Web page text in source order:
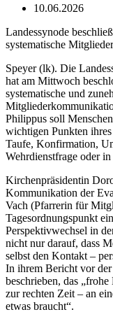
10.06.2026
Landessynode
systematische
Speyer (lk). Die
hat am Mittwoch
systematische und
Philippus soll
wichtigen Punkten
Taufe, Konfirmation,
Wehrdienstfrage oder
Kirchenpräsidentin
Kommunikation der
Vach (Pfarrerin für
Tagesordnungspunkt
Perspektivwechsel in
nicht nur darauf, dass
selbst den Kontakt –
In ihrem Bericht vor
beschrieben, das
zur rechten Zeit – an
etwas braucht“.